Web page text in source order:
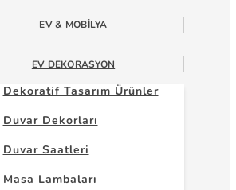
EV & MOBILYA
EV DEKORASYON
Dekoratif Tasarım Ürünler
Duvar Dekorları
Duvar Saatleri
Masa Lambaları